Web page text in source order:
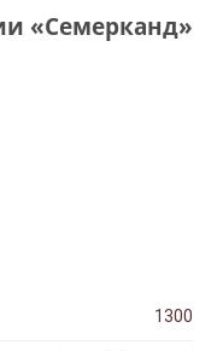
«Семерканд»
1300